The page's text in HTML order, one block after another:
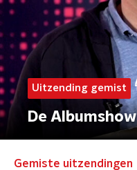
Uitzending gemist
De Albumshow
Gemiste uitzendingen